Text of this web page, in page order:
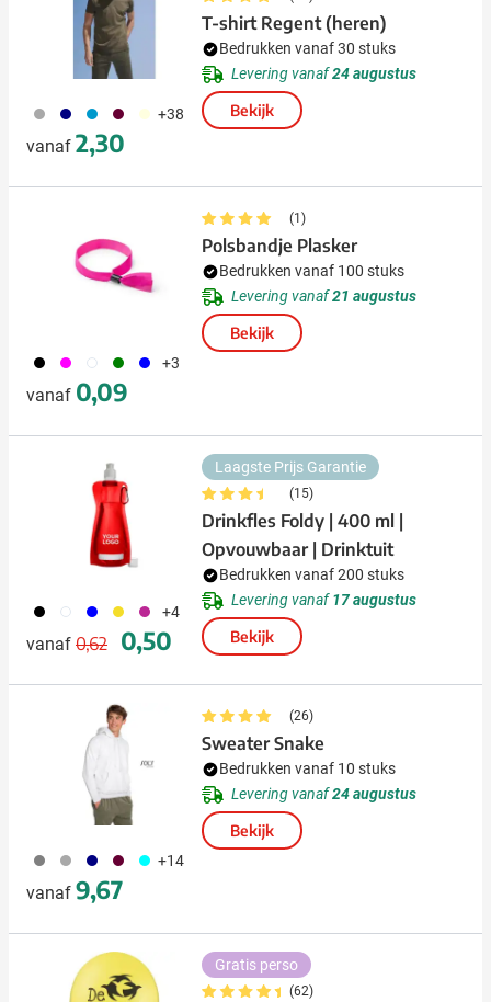
491 492 130 010 056 +38
vanaf 2,30
T-shirt Regent (heren)
Bedrukken vanaf 30 stuks
Levering vanaf24 augustus
Bekijk
001 046 002 004 005 +3
vanaf 0,09
(1)
Polsbandje Plasker
Bedrukken vanaf 100 stuks
Levering vanaf21 augustus
Bekijk
001 002 005 006 017 +4
vanaf
Normale prijs
0,62
Speciale prijs
0,50
Laagste Prijs Garantie
(15)
Drinkfles Foldy | 400 ml |
Opvouwbaar | Drinktuit
Bedrukken vanaf 200 stuks
Levering vanaf17 augustus
Bekijk
929 491 492 010 166 +14
vanaf 9,67
(26)
Sweater Snake
Bedrukken vanaf 10 stuks
Levering vanaf24 augustus
Bekijk
Gratis perso
(62)